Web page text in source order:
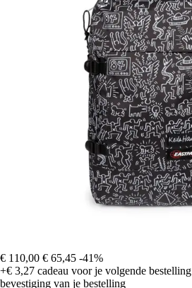
€ 110,00 € 65,45 -41%
+€ 3,27 cadeau voor je volgende bestelling
bevestiging van je bestelling